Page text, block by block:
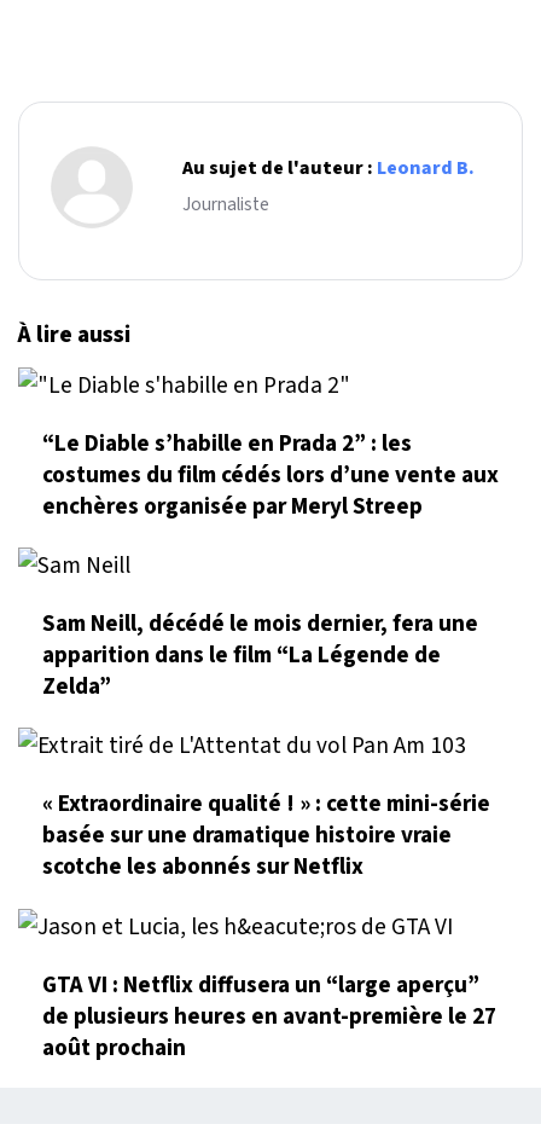
Au sujet de l'auteur : Leonard B.
Journaliste
À lire aussi
“Le Diable s’habille en Prada 2” : les
costumes du film cédés lors d’une vente aux
enchères organisée par Meryl Streep
Sam Neill, décédé le mois dernier, fera une
apparition dans le film “La Légende de
Zelda”
« Extraordinaire qualité ! » : cette mini-série
basée sur une dramatique histoire vraie
scotche les abonnés sur Netflix
GTA VI : Netflix diffusera un “large aperçu”
de plusieurs heures en avant-première le 27
août prochain